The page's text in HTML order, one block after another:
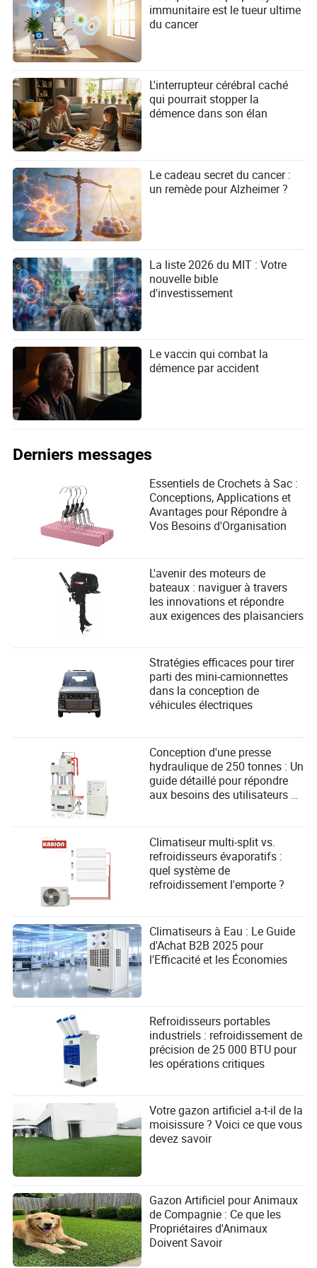
immunitaire est le tueur ultime
du cancer
L'interrupteur cérébral caché
qui pourrait stopper la
démence dans son élan
Le cadeau secret du cancer :
un remède pour Alzheimer ?
La liste 2026 du MIT : Votre
nouvelle bible
d'investissement
Le vaccin qui combat la
démence par accident
Derniers messages
Essentiels de Crochets à Sac :
Conceptions, Applications et
Avantages pour Répondre à
Vos Besoins d'Organisation
L'avenir des moteurs de
bateaux : naviguer à travers
les innovations et répondre
aux exigences des plaisanciers
Stratégies efficaces pour tirer
parti des mini-camionnettes
dans la conception de
véhicules électriques
Conception d'une presse
hydraulique de 250 tonnes : Un
guide détaillé pour répondre
aux besoins des utilisateurs et
Climatiseur multi-split vs.
refroidisseurs évaporatifs :
quel système de
refroidissement l'emporte ?
Climatiseurs à Eau : Le Guide
d'Achat B2B 2025 pour
l'Efficacité et les Économies
Refroidisseurs portables
industriels : refroidissement de
précision de 25 000 BTU pour
les opérations critiques
Votre gazon artificiel a-t-il de la
moisissure ? Voici ce que vous
devez savoir
Gazon Artificiel pour Animaux
de Compagnie : Ce que les
Propriétaires d'Animaux
Doivent Savoir